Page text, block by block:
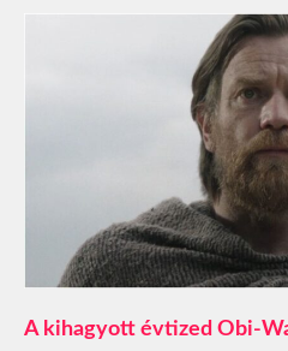
A kihagyott évtized Obi-